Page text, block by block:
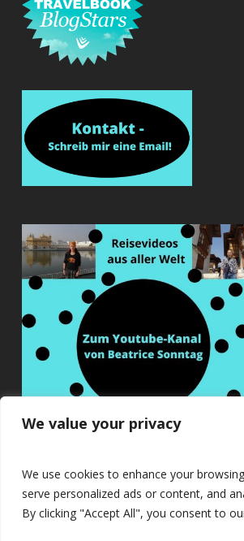
We value your privacy
We use cookies to enhance your
serve personalized ads or content, and
By clicking "Accept All", you consent to